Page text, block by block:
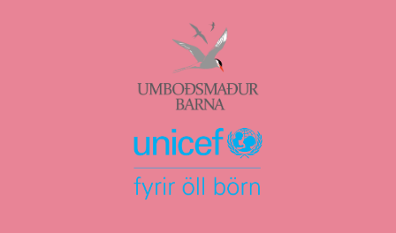
umboðsmaður
barna